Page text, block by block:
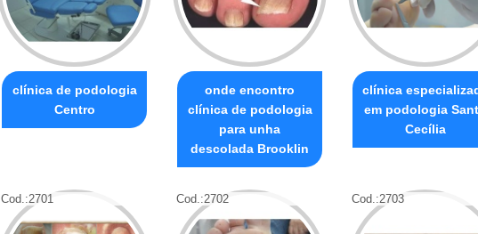
clínica de podologia
Centro
onde encontro
clínica de podologia
para unha
descolada Brooklin
clínica
em podologia
Cecília
Cod.:2701 Cod.:2702 Cod.:2703